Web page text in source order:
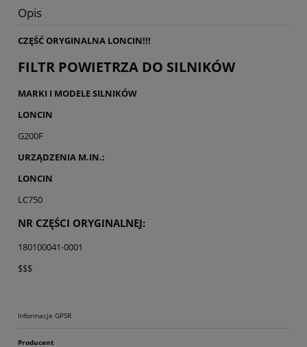
Opis
CZĘŚĆ ORYGINALNA LONCIN!!!
FILTR POWIETRZA DO SILNIKÓW
MARKI I MODELE SILNIKÓW
LONCIN
G200F
URZĄDZENIA M.IN.:
LONCIN
LC750
NR CZĘŚCI ORYGINALNEJ:
180100041-0001
$$$
Informacje GPSR
Producent